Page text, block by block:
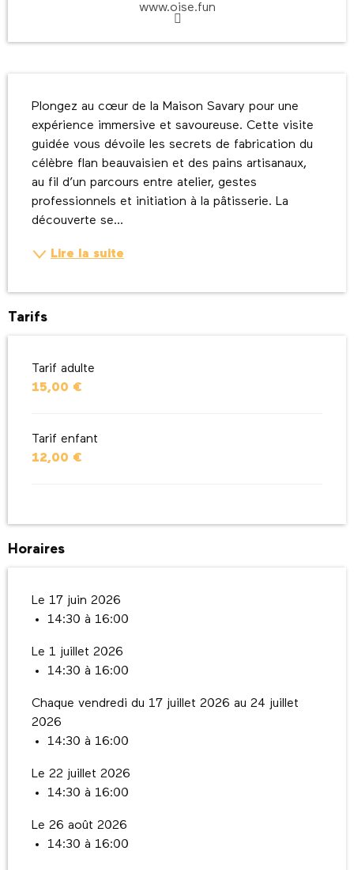
www.oise.fun
Plongez au cœur de la Maison Savary pour une
expérience immersive et savoureuse. Cette visite
guidée vous dévoile les secrets de fabrication du
célèbre flan beauvaisien et des pains artisanaux,
au fil d’un parcours entre atelier, gestes
professionnels et initiation à la pâtisserie. La
découverte se...
Lire la suite
Tarifs
Tarif adulte
15,00 €
Tarif enfant
12,00 €
Horaires
Le 17 juin 2026
14:30 à 16:00
Le 1 juillet 2026
14:30 à 16:00
Chaque vendredi du 17 juillet 2026 au 24 juillet
2026
14:30 à 16:00
Le 22 juillet 2026
14:30 à 16:00
Le 26 août 2026
14:30 à 16:00